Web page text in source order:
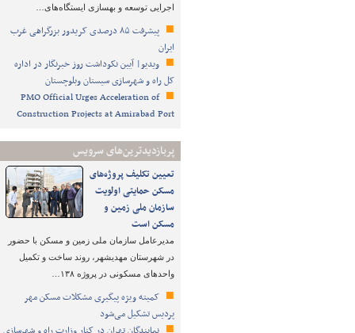
اجرایی توسعه و بهسازی ایستگاه‌های…
پیشرفت ۸۵ درصدی کریدور بزرگراهی غرب
ایران
ویدیو| آیین نکوداشت روز خبرنگار در اداره
کل راه و شهرسازی سیستان وبلوچستان
PMO Official Urges Acceleration of
Construction Projects at Amirabad Port
پربازدیدترین‌های سرویس
تعیین تکلیف پروژه‌های
مسکن حمایتی اولویت
سازمان ملی زمین و
مسکن است
مدیرعامل سازمان ملی زمین و مسکن با حضور
در شهرستان مهدیشهر، روند ساخت و تکمیل
واحدهای مسکونی در پروژه ۱۳۸…
کمیته ویژه پیگیری مشکلات مسکن مهر
پردیس تشکیل می‌شود